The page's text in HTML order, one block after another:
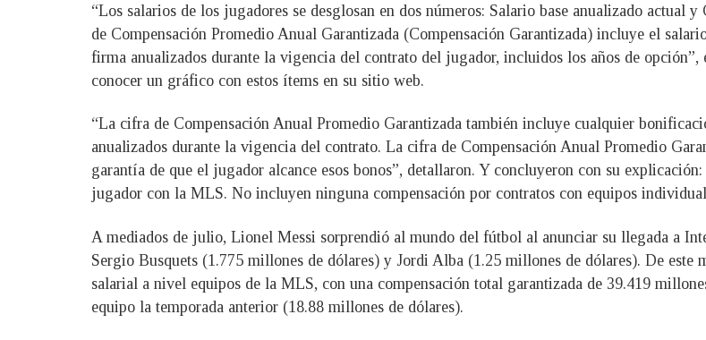
“Los salarios de los jugadores se desglosan en dos números: Salario base anualizado actual
de Compensación Promedio Anual Garantizada (Compensación Garantizada) incluye el
firma anualizados durante la vigencia del contrato del jugador, incluidos los años de
conocer un gráfico con estos ítems en su sitio web.
“La cifra de Compensación Anual Promedio Garantizada también incluye cualquier
anualizados durante la vigencia del contrato. La cifra de Compensación Anual Promedio
garantía de que el jugador alcance esos bonos”, detallaron. Y concluyeron con su
jugador con la MLS. No incluyen ninguna compensación por contratos con equipos
A mediados de julio, Lionel Messi sorprendió al mundo del fútbol al anunciar su llegada a
Sergio Busquets (1.775 millones de dólares) y Jordi Alba (1.25 millones de dólares). De este
salarial a nivel equipos de la MLS, con una compensación total garantizada de 39.419
equipo la temporada anterior (18.88 millones de dólares).